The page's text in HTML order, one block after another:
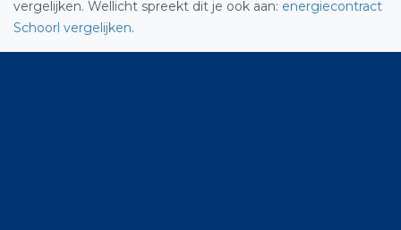
vergelijken. Wellicht spreekt dit je ook aan: energiecontract
Schoorl vergelijken.